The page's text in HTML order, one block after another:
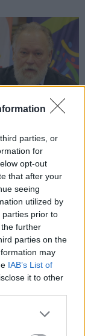
parties, or
for
opt-out
that after your
seeing
utilized by
parties prior to
further
parties on the
may
IAB’s List of
it to other
anksčiau
gal jau
numatė